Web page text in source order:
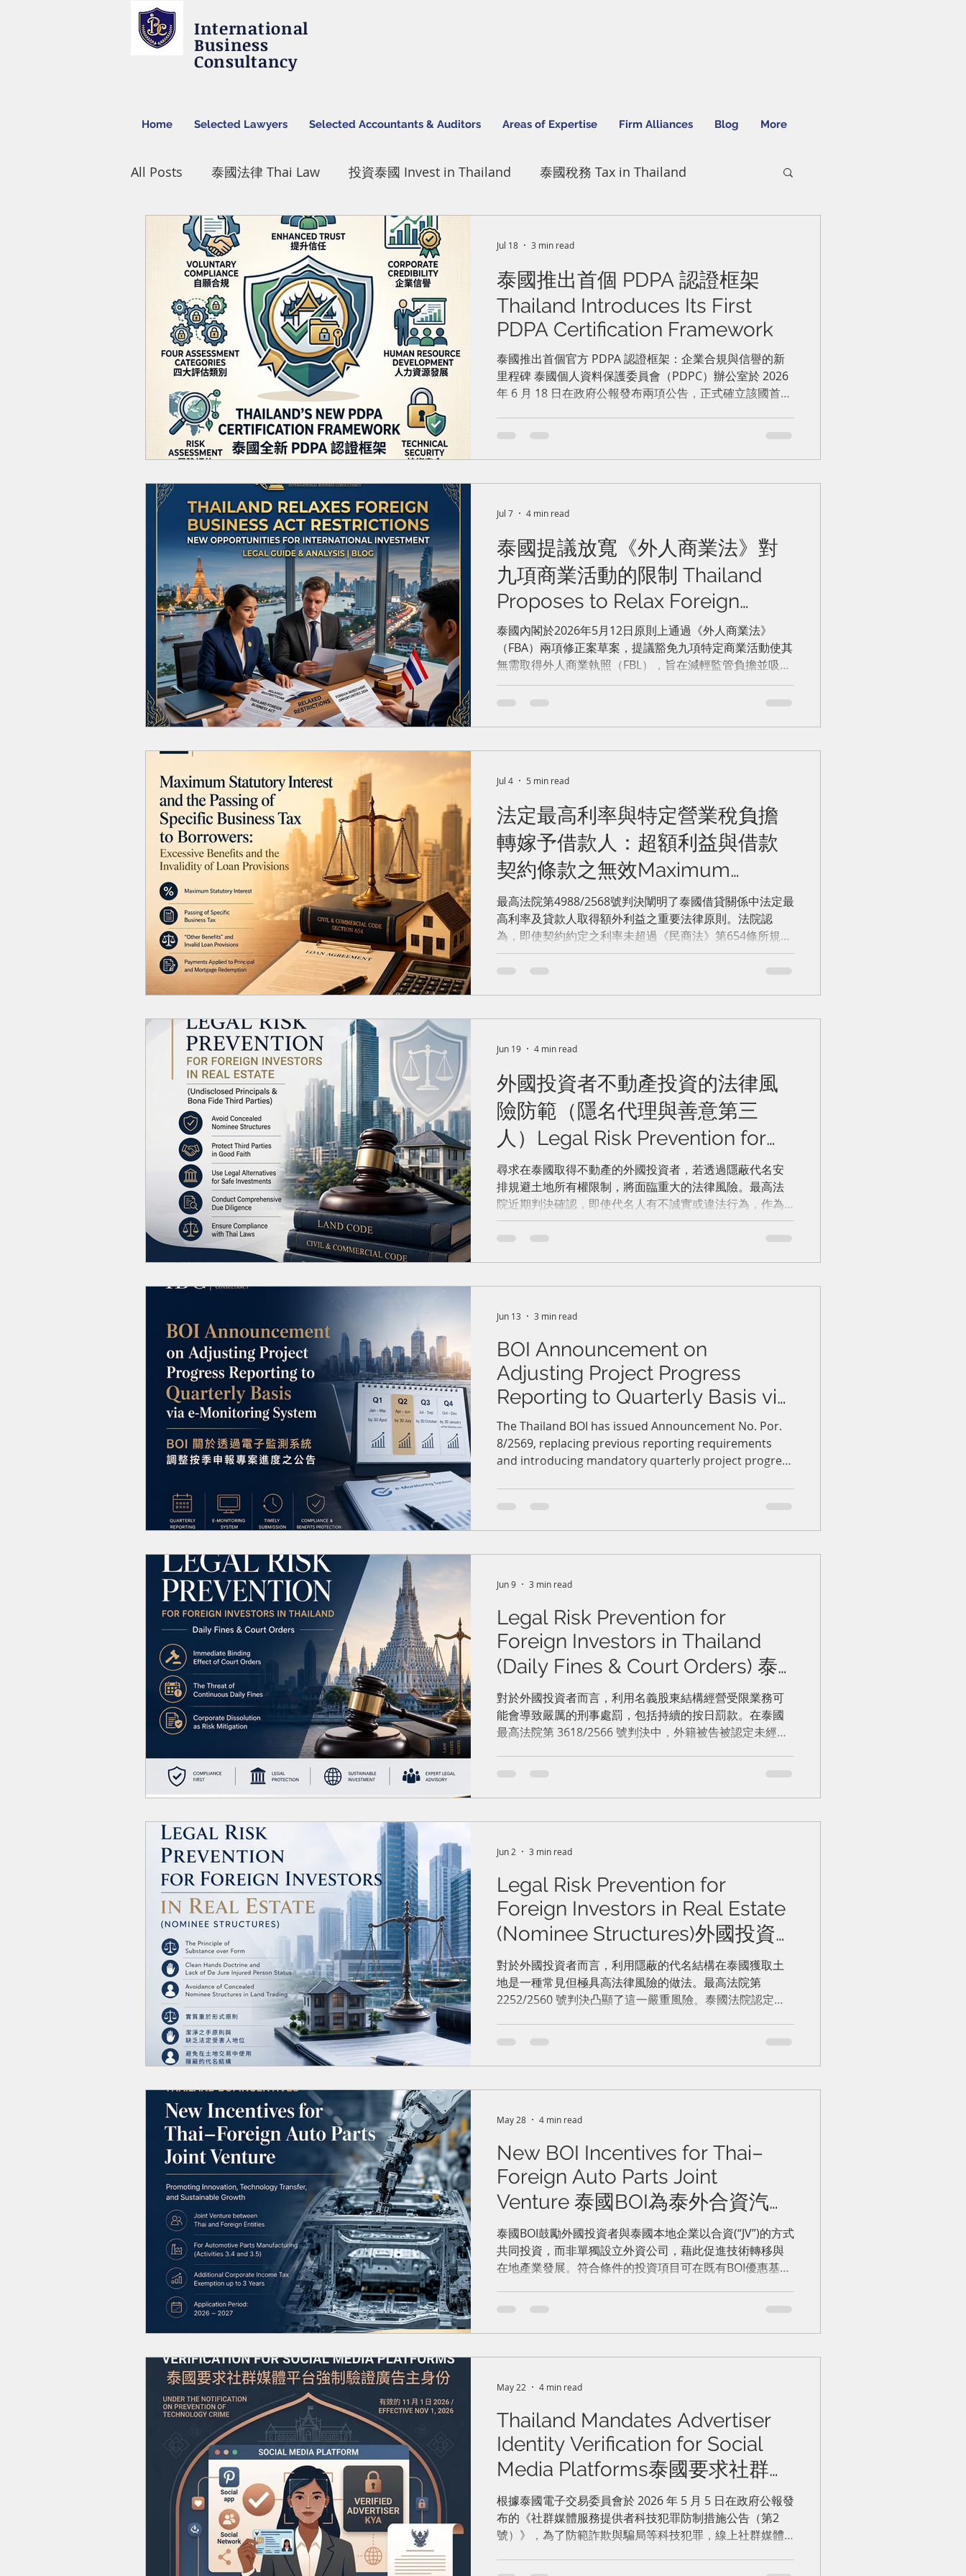
International
Business
Consultancy
Home Selected Lawyers Selected Accountants & Auditors Areas of Expertise Firm Alliances Blog More
All Posts 泰國法律 Thai Law 投資泰國 Invest in Thailand 泰國稅務 Tax in Thailand
泰國慧財產權Intellectual Propert Thailand IBCfirm Actitivies
泰國推出首個 PDPA 認證框架
Thailand Introduces Its First
PDPA Certification Framework
泰國推出首個官方 PDPA 認證框架：企業合規與信譽的新
里程碑 泰國個人資料保護委員會（PDPC）辦公室於 2026
年 6 月 18 日在政府公報發布兩項公告，正式確立該國首個
查，涵蓋組織監督與內部政策、人力資源培訓、個人資料
處理之營運流程（含個人權利與風險評估），以及技術安
「PDPA 合規證書」或更高等級、附有官方認證標章的
後有效期通常為三年，期間須持續符合標準。 此框架不僅
能協助企業證明其個資保護實踐符合國家標準，更能顯著
提升企業信譽、建立客戶信任、強化夥伴關係，並在爭取
重視隱私安全標準的國際客戶時，成為關鍵的競爭差異化
優勢。
Jul 18 3 min read
泰國提議放寬《外人商業法》對
九項商業活動的限制 Thailand
Proposes to Relax Foreign
Business Act Restrictions for
Nine Business Activities
泰國內閣於2026年5月12日原則上通過《外人商業法》
（FBA）兩項修正案草案，提議豁免九項特定商業活動使其
無需取得外人商業執照（FBL），旨在減輕監管負擔並吸引
高價值海外投資。擬予豁免的業務分三大類：第一類為特
定法律規範之業務，包含第一類電信、資金管理中心、擔
業提供行政、人資、資訊科技管理及境內債務保證，因屬
務，包括出租部分場所安裝便利員工之金融設備或自動販
賣機，以及僅向石油開許權人提供之石油鑽探服務。政府
指出多數活動已受專門機構監管，故無重複審查必要。此
改革並非全面放寬外資持股體制，外資多數股權公司仍被
視為外國公司，多數限制與特定行業執照依舊適用，但這
將大幅簡化跨國企業在泰國設立資金或共享服務中心的區
家公報》前現行FBA規定依舊適用。
Jul 7 4 min read
法定最高利率與特定營業稅負擔
轉嫁予借款人：超額利益與借款
契約條款之無效Maximum
Statutory Interest and the
Passing of Specific Business Tax
to Borrowers: Excessive
Benefits and the Invalidity of
Loan Provisions
最高法院第4988/2568號判決闡明了泰國借貸關係中法定最
高利率及貸款人取得額外利益之重要法律原則。法院認
為，即使契約約定之利率未超過《民商法》第654條所規定
之最高年利率15%，若貸款人另以契約要求借款人負擔原
應由貸款人繳納之特定營業稅，該稅負即屬貸款人因借貸
《高利貸禁止法》第3條及《民商法》第654條之規定，相
款及其他費用，均應抵充借款本金；本金清償完畢後，貸
款人應塗銷抵押權並返還權狀。本判決再次強調，法院審
查借貸契約是否合法時，將以貸款人實際取得之全部經濟
利益為判斷基礎，而非僅以契約約定利率作為認定標準。
Jul 4 5 min read
外國投資者不動產投資的法律風
險防範（隱名代理與善意第三
人）Legal Risk Prevention for
Foreign Investors in Real
Estate(Undisclosed Principals &
Bona Fide Third Parties)
尋求在泰國取得不動產的外國投資者，若透過隱蔽代名安
排規避土地所有權限制，將面臨重大的法律風險。最高法
院近期判決確認，即使代名人有不誠實或違法行為，作為
隱名委託人的外國投資者，亦不得對抗善意取得之第三
人，而可能喪失其對不動產所主張之權利。 為保障投資安
IEAT 工業園區機制、設定長期租賃權，以及於投資前進行
險並確保投資權益。
Jun 19 4 min read
BOI Announcement on
Adjusting Project Progress
Reporting to Quarterly Basis via
e-Monitoring SystemBOI 關於透
過電子監測系統調整按季申報專
The Thailand BOI has issued Announcement No. Por.
8/2569, replacing previous reporting requirements
and introducing mandatory quarterly project progress
deadlines to avoid suspension or revocation of
investment privileges.
Jun 13 3 min read
Legal Risk Prevention for
Foreign Investors in Thailand
(Daily Fines & Court Orders) 泰
國外國投資者的法律風險防範
（按日罰款與法院命令）
對於外國投資者而言，利用名義股東結構經營受限業務可
能會導致嚴厲的刑事處罰，包括持續的按日罰款。在泰國
最高法院第 3618/2566 號判決中，外籍被告被認定未經許
他們停止營業，上訴法院附加了一項條件，即如果未能遵
Jun 9 3 min read
Legal Risk Prevention for
Foreign Investors in Real Estate
(Nominee Structures)外國投資
者不動產投資的法律風險防範
（代名結構）
對於外國投資者而言，利用隱蔽的代名結構在泰國獲取土
地是一種常見但極具高法律風險的做法。最高法院第
2252/2560 號判決凸顯了這一嚴重風險。泰國法院認定該
Jun 2 3 min read
New BOI Incentives for Thai–
Foreign Auto Parts Joint
Venture 泰國BOI為泰外合資汽車
零件企業提供新的優惠政策
泰國BOI鼓勵外國投資者與泰國本地企業以合資(“JV”)的方式
共同投資，而非單獨設立外資公司，藉此促進技術轉移與
在地產業發展。符合條件的投資項目可在既有BOI優惠基礎
May 28 4 min read
Thailand Mandates Advertiser
Identity Verification for Social
Media Platforms泰國要求社群媒
體平台強制驗證廣告主身份
根據泰國電子交易委員會於 2026 年 5 月 5 日在政府公報發
布的《社群媒體服務提供者科技犯罪防制措施公告（第2
號）》，為了防範詐欺與騙局等科技犯罪，線上社群媒體
May 22 4 min read